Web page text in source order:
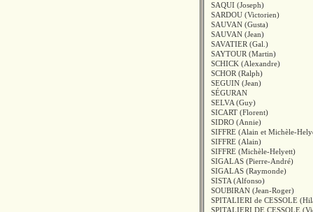
SAQUI (Joseph)
SARDOU (Victorien)
SAUVAN (Gusta)
SAUVAN (Jean)
SAVATIER (Gal.)
SAYTOUR (Martin)
SCHICK (Alexandre)
SCHOR (Ralph)
SEGUIN (Jean)
SÉGURAN
SELVA (Guy)
SICART (Florent)
SIDRO (Annie)
SIFFRE (Alain et Michèle-
SIFFRE (Alain)
SIFFRE (Michèle-Helyett)
SIGALAS (Pierre-André)
SIGALAS (Raymonde)
SISTA (Alfonso)
SOUBIRAN (Jean-Roger)
SPITALIERI de CESSOLE
SPITALIERI DE CESSOLE